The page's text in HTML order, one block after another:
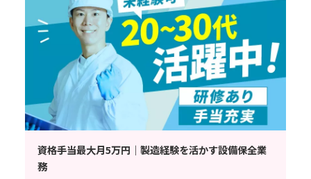
資格手当最大月5万円｜製造経験を活かす設備保全業
務